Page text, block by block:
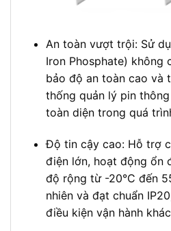
An toàn vượt trội: Sử
Iron Phosphate) không
bảo độ an toàn cao và
thống quản lý pin
toàn diện trong quá
Độ tin cậy cao: Hỗ trợ
điện lớn, hoạt động ổn
độ rộng từ -20°C đến
nhiên và đạt chuẩn
điều kiện vận hành